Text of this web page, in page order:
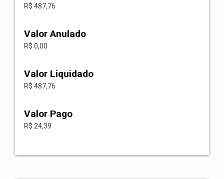
R$ 487,76
Valor Anulado
R$ 0,00
Valor Liquidado
R$ 487,76
Valor Pago
R$ 24,39